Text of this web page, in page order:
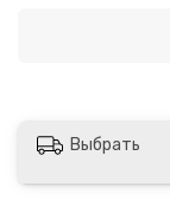
Выбрать